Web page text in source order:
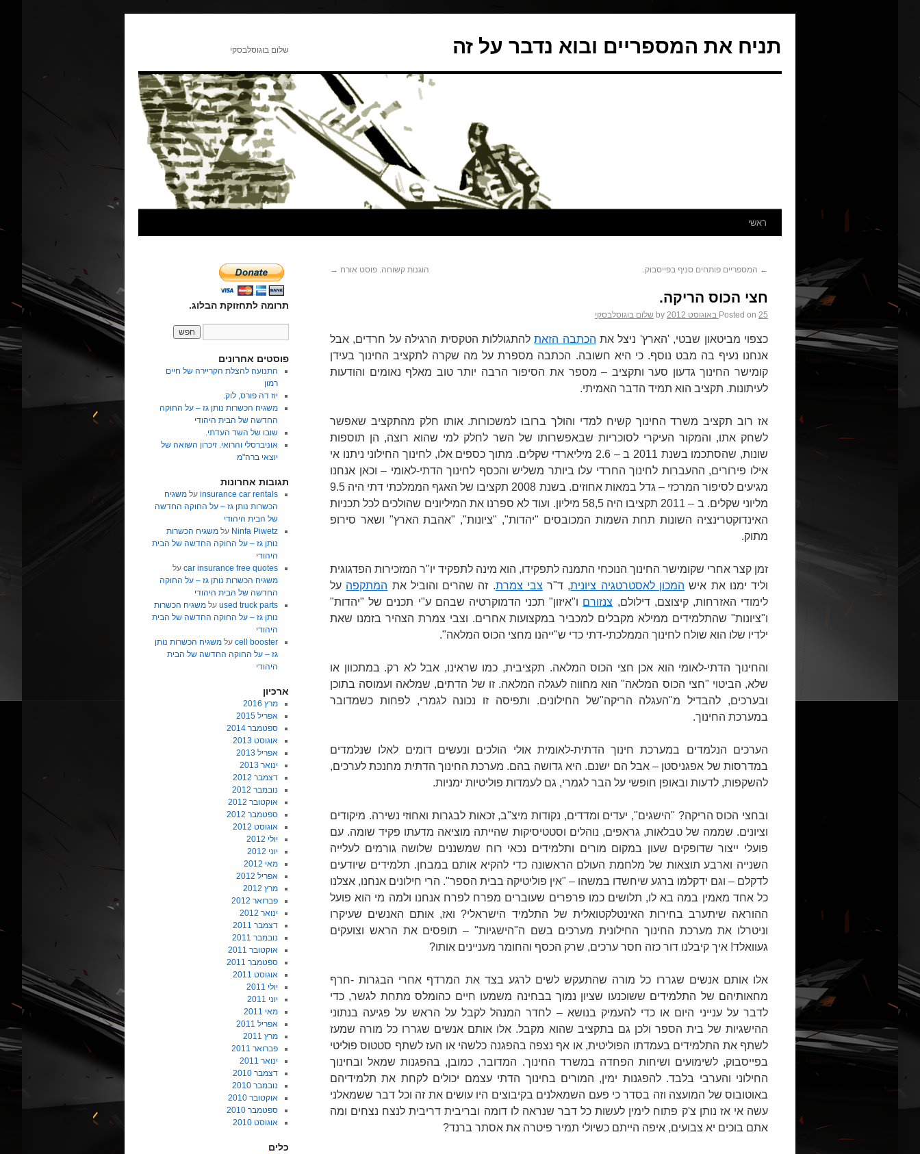
תניח את המספריים ובוא נדבר על זה שלום בוגוסלבסקי
ראשי
← המספריים פותחים סניף בפייסבוק. הוגנות קשוחה. פוסט אורח →
חצי הכוס הריקה.
Posted on 25 באוגוסט 2012 by שלום בוגוסלבסקי
כצפוי מביטאון שבטי, 'הארץ' ניצל את הכתבה הזאתלהתגוללות הטקסית הרגילה על חרדים, אבל
אנחנו נעיף בה מבט נוסף. כי היא חשובה. הכתבה מספרת על מה שקרה לתקציב החינוך בעידן
קומישר החינוך גדעון סער ותקציב – מספר את הסיפור הרבה יותר טוב מאלף נאומים והודעות
לעיתונות. תקציב הוא תמיד הדבר האמיתי.
אז רוב תקציב משרד החינוך קשיח למדי והולך ברובו למשכורות. אותו חלק מהתקציב שאפשר
לשחק אתו, והמקור העיקרי לסוכריות שבאפשרותו של השר לחלק למי שהוא רוצה, הן תוספות
שונות, שהסתכמו בשנת 2011 ב – 2.6 מיליארדי שקלים. מתוך כספים אלו, לחינוך החילוני ניתנו אי
אילו פירורים, ההעברות לחינוך החרדי עלו ביותר משליש והכסף לחינוך הדתי-לאומי – וכאן אנחנו
מגיעים לסיפור המרכזי – גדל במאות אחוזים. בשנת 2008 תקציבו של האגף הממלכתי דתי היה 9.5
מליוני שקלים. ב – 2011 תקציבו היה 58,5 מיליון. ועוד לא ספרנו את המיליונים שהולכים לכל תכניות
האינדוקטרינציה השונות תחת השמות המכובסים "יהדות", "ציונות", "אהבת הארץ" ושאר סירופ
מתוק.
זמן קצר אחרי שקומישר החינוך הנוכחי התמנה לתפקידו, הוא מינה לתפקיד יו"ר המזכירות הפדגוגית
וליד ימנו את איש המכון לאסטרטגיה ציונית, ד"ר צבי צמרת. זה שהרים והוביל את המתקפה על
לימודי האזרחות, קיצוצם, דילולם, צנזורם ו"איזון" תכני הדמוקרטיה שבהם ע"י תכנים של "יהדות"
ו"ציונות" שהתלמידים ממילא מקבלים למכביר במקצועות אחרים. וצבי צמרת הצהיר בזמנו שאת
ילדיו שלו הוא שולח לחינוך הממלכתי-דתי כדי ש"ייהנו מחצי הכוס המלאה".
והחינוך הדתי-לאומי הוא אכן חצי הכוס המלאה. תקציבית, כמו שראינו, אבל לא רק. במתכוון או
שלא, הביטוי "חצי הכוס המלאה" הוא מחווה לעגלה המלאה. זו של הדתים, שמלאה ועמוסה בתוכן
ובערכים, להבדיל מ"העגלה הריקה"של החילונים. ותפיסה זו נכונה לגמרי, לפחות כשמדובר
במערכת החינוך.
הערכים הנלמדים במערכת חינוך הדתית-לאומית אולי הולכים ונעשים דומים לאלו שנלמדים
במדרסות של אפגניסטן – אבל הם ישנם. היא גדושה בהם. מערכת החינוך הדתית מחנכת לערכים,
להשקפות, לדעות ובאופן חופשי על הבר לגמרי, גם לעמדות פוליטיות ימניות.
ובחצי הכוס הריקה? "הישגים", יעדים ומדדים, נקודות מיצ"ב, זכאות לבגרות ואחוזי נשירה. מיקודים
וציונים. שממה של טבלאות, גראפים, נוהלים וסטטיסיקות שהייתה מוציאה מדעתו פקיד שומה. עם
פועלי ייצור שדופקים שעון במקום מורים ותלמידים נכאי רוח שמשננים שלושה גורמים לעלייה
השנייה וארבע תוצאות של מלחמת העולם הראשונה כדי להקיא אותם במבחן. תלמידים שיודעים
לדקלם – וגם ידקלמו ברגע שיחשדו במשהו – "אין פוליטיקה בבית הספר". הרי חילונים אנחנו, אצלנו
כל אחד מאמין במה בא לו, תלושים כמו פרפרים שעוברים מפרח לפרח אנחנו ולמה מי הוא פועל
ההוראה שיתערב בחירות האינטלקטואלית של התלמיד הישראלי? ואז, אותם האנשים שעיקרו
וניטרלו את מערכת החינוך החילונית מערכים בשם ה"הישגיות" – תופסים את הראש וצועקים
געוואלד! איך קיבלנו דור כזה חסר ערכים, שרק הכסף והחומר מעניינים אותו?
אלו אותם אנשים שגררו כל מורה שהתעקש לשים לרגע בצד את המרדף אחרי הבגרות -חרף
מחאותיהם של התלמידים ששוכנעו שציון נמוך בבחינה משמעו חיים כהומלס מתחת לגשר, כדי
לדבר על ענייני היום או כדי להעמיק בנושא – לחדר המנהל לקבל על הראש על פגיעה בנתוני
ההישגיות של בית הספר ולכן גם בתקציב שהוא מקבל. אלו אותם אנשים שגררו כל מורה שמעז
לשתף את התלמידים בעמדתו הפוליטית, או אף נצפה בהפגנה כלשהי או העז לשתף סטטוס פוליטי
בפייסבוק, לשימועים ושיחות הפחדה במשרד החינוך. המדובר, כמובן, בהפגנות שמאל ובחינוך
החילוני והערבי בלבד. להפגנות ימין, המורים בחינוך הדתי עצמם יכולים לקחת את תלמידיהם
באוטובוס של המועצה וזה בסדר כי פעם השמאלנים בקיבוצים היו עושים את זה וכל דבר ששמאלני
עשה אי אז נותן צ'ק פתוח לימין לעשות כל דבר שנראה לו דומה ובריבית דריבית לנצח נצחים ומה
אתם בוכים יא צבועים, איפה הייתם כשיולי תמיר פיטרה את אסתר ברנד?
תרומה לתחזוקת הבלוג.
פוסטים אחרונים
התנועה להצלת הקריירה של חיים
רמון
יוז דה פורס, לוק.
משגיח הכשרות נותן גז – על החוקה
החדשה של הבית היהודי
שובו של השד העדתי.
אוניברסלי והרואי. זיכרון השואה של
יוצאי ברה"מ
תגובות אחרונות
insurance car rentalsעל משגיח
הכשרות נותן גז – על החוקה החדשה
של הבית היהודי
Ninfa Piwetz על משגיח הכשרות
נותן גז – על החוקה החדשה של הבית
היהודי
car insurance free quotesעל
משגיח הכשרות נותן גז – על החוקה
החדשה של הבית היהודי
used truck partsעל משגיח הכשרות
נותן גז – על החוקה החדשה של הבית
היהודי
cell boosterעל משגיח הכשרות נותן
גז – על החוקה החדשה של הבית
היהודי
ארכיון
מרץ 2016
אפריל 2015
ספטמבר 2014
אוגוסט 2013
אפריל 2013
ינואר 2013
דצמבר 2012
נובמבר 2012
אוקטובר 2012
ספטמבר 2012
אוגוסט 2012
יולי 2012
יוני 2012
מאי 2012
אפריל 2012
מרץ 2012
פברואר 2012
ינואר 2012
דצמבר 2011
נובמבר 2011
אוקטובר 2011
ספטמבר 2011
אוגוסט 2011
יולי 2011
יוני 2011
מאי 2011
אפריל 2011
מרץ 2011
פברואר 2011
ינואר 2011
דצמבר 2010
נובמבר 2010
אוקטובר 2010
ספטמבר 2010
אוגוסט 2010
כלים